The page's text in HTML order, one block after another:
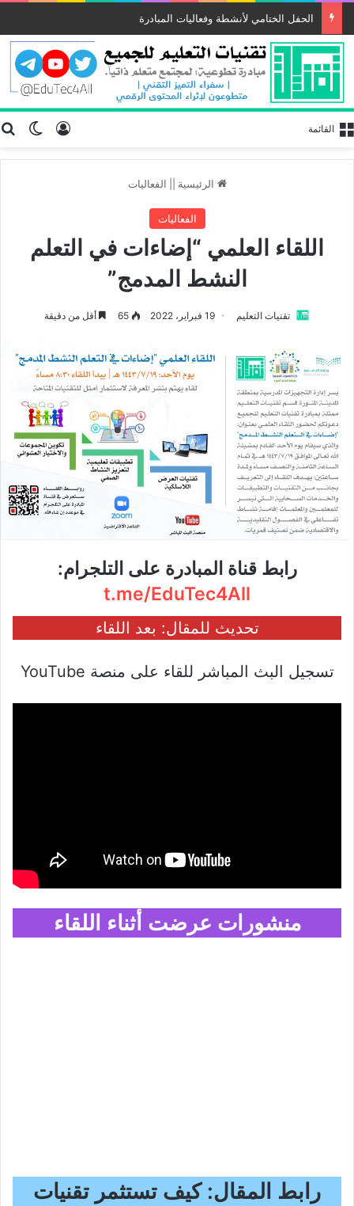
الحفل الختامي لأنشطة وفعاليات المبادرة
تسجيل القائمة
الرئيسية الفعاليات
الفعاليات
اللقاء العلمي “إضاءات في التعلم
النشط المدمج”
تقنيات التعليم 19 فبراير، 2022 65 أقل من دقيقة
رابط قناة المبادرة على التلجرام:
t.me/EduTec4All
تحديث للمقال: بعد اللقاء
تسجيل البث المباشر للقاء على منصة YouTube
منشورات عرضت أثناء اللقاء
رابط المقال: كيف تستثمر تقنيات